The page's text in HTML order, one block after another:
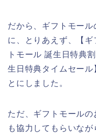
だから、ギフトモー
に、とりあえず、【
トモール 誕生日特典
生日特典タイムセール
とにしました。
ただ、ギフトモール
も協力してもらいな